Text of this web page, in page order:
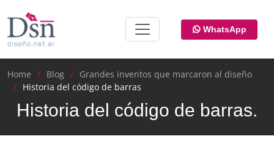
WhatsApp
Home Blog
Grandes inventos que marcaron al diseño
Historia del código de barras
Historia del código de barras.